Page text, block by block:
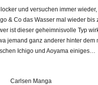
und versuchen immer
& Co das Wasser mal wieder
ist dieser geheimnisvolle Typ
jemand ganz anderer hinter dem
Ichigo und Aoyama einiges…
Carlsen Manga